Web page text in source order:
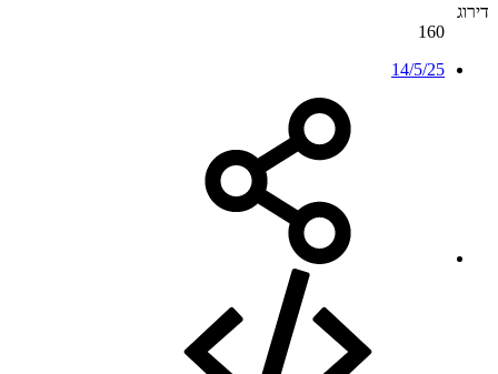
דירוג
160
14/5/25